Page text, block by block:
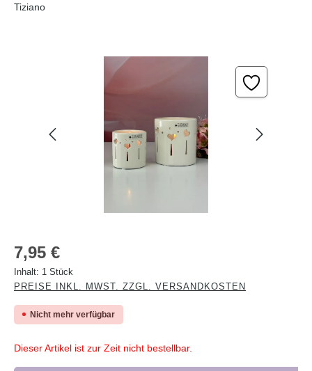
Tiziano
Bildergalerie überspringen
Regulärer Preis:
7,95 €
Inhalt: 1 Stück
PREISE INKL. MWST. ZZGL. VERSANDKOSTEN
Nicht mehr verfügbar
Dieser Artikel ist zur Zeit nicht bestellbar.